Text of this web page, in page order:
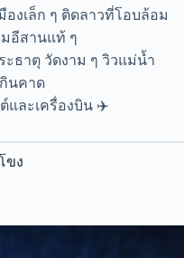
องเล็ก ๆ ติดลาวที่โอบล้อม
อีสานแท้ ๆ
ธาตุ วัดงาม ๆ วิวแม่น้ำ
นคาด
และเครื่องบิน ✈️
ขง